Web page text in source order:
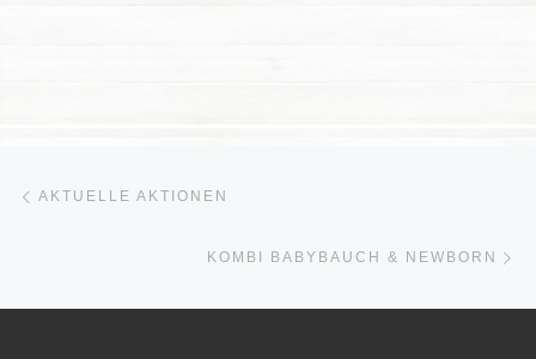
Beitragsnavigation
AKTUELLE AKTIONEN
KOMBI BABYBAUCH & NEWBORN